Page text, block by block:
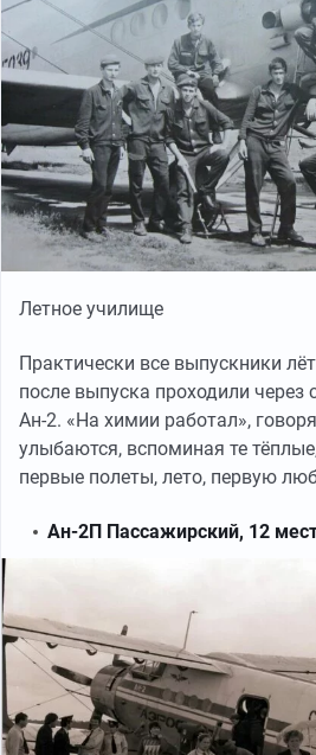
Летное училище
Практически все выпускники
после выпуска проходили через
Ан-2. «На химии работал»,
улыбаются, вспоминая те
первые полеты, лето, первую
Ан-2П Пассажирский, 12